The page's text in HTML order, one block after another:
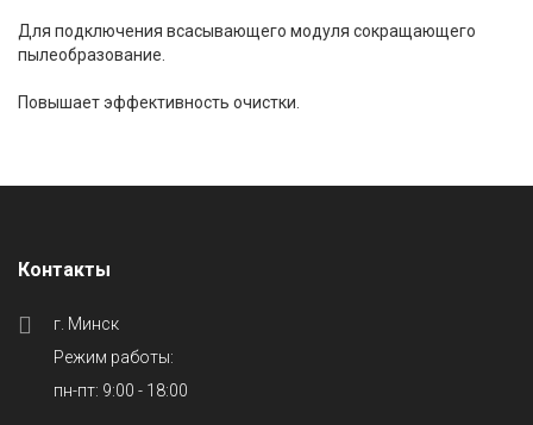
Для подключения всасывающего модуля сокращающего
пылеобразование.
Повышает эффективность очистки.
Контакты
г. Минск
Режим работы:
пн-пт: 9:00 - 18:00